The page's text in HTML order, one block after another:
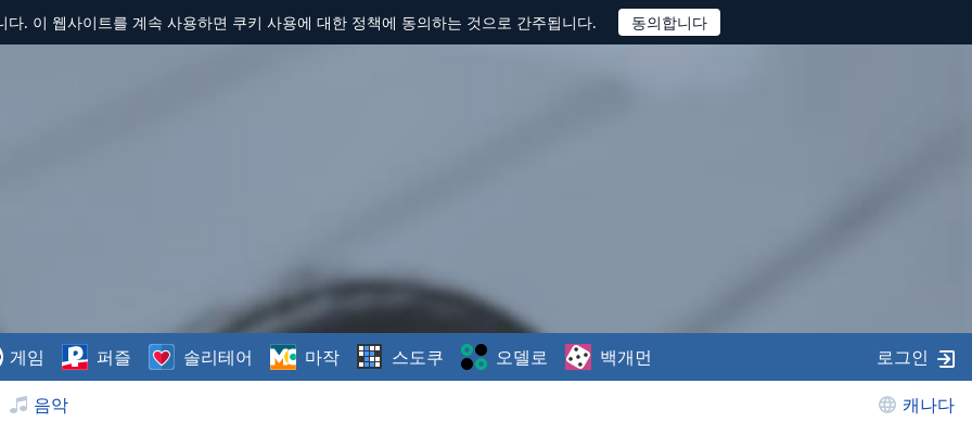
다. 이 웹사이트를 계속 사용하면 쿠키 사용에 대한 정책에 동의하는 것으로 간주됩니다.
음악 캐나다
게임 퍼즐 솔리테어 마작 스도쿠 오델로 백개먼 로그인